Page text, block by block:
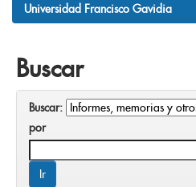
Universidad Francisco Gavidia
Buscar
Buscar:
por